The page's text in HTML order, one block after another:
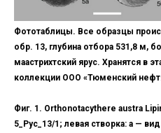
Фототаблицы. Все образцы
обр. 13, глубина отбора 531,8 м,
маастрихтский ярус. Хранятся в
коллекции ООО «Тюменский
Фиг. 1. Orthonotacythere austra
5_Рус_13/1; левая створка: а —